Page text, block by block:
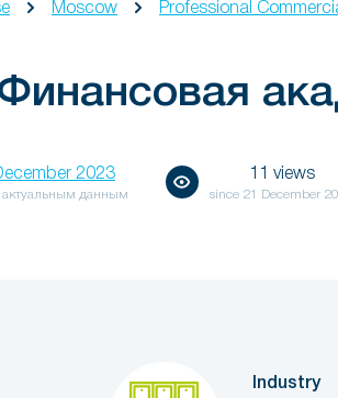
Moscow Professional
2023
актуальным данным
11 views
since 21 December
Industry